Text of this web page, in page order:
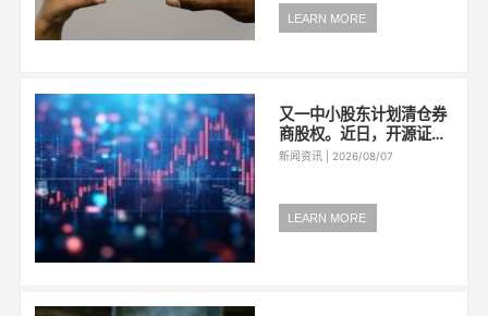
2026年年中党建和经营
管理工作会议，总结上半
LEARN MORE
又一中小股东计划清仓券
商股权。近日，开源证券
一家中小股东西安曲江文
全部股份（4784.60万
股）挂牌转让，转让底价
新闻资讯 | 2026/08/07
LEARN MORE